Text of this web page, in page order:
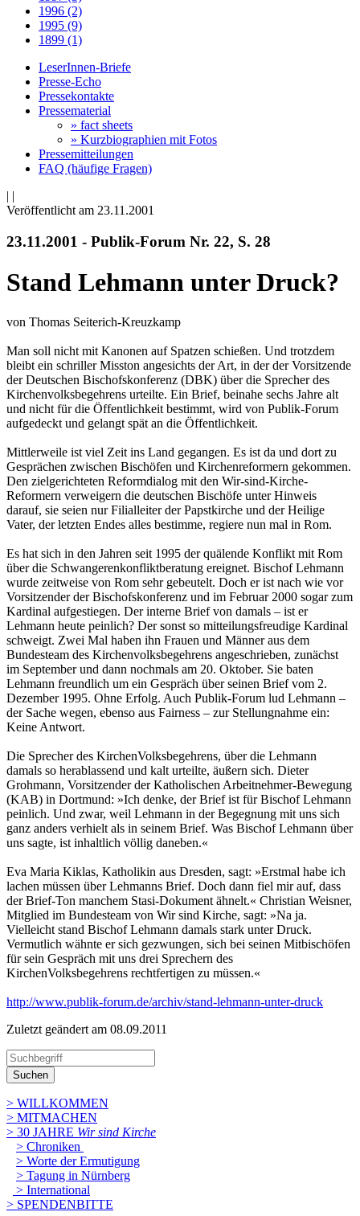
1996 (2)
1995 (9)
1899 (1)
LeserInnen-Briefe
Presse-Echo
Pressekontakte
Pressematerial
» fact sheets
» Kurzbiographien mit Fotos
Pressemitteilungen
FAQ (häufige Fragen)
| |
Veröffentlicht am 23­.11.2001
23.11.2001 - Publik-Forum Nr. 22, S. 28
Stand Lehmann unter Druck?
von Thomas Seiterich-Kreuzkamp
Man soll nicht mit Kanonen auf Spatzen schießen. Und trotzdem
bleibt ein schriller Misston angesichts der Art, in der der Vorsitzende
der Deutschen Bischofskonferenz (DBK) über die Sprecher des
Kirchenvolksbegehrens urteilte. Ein Brief, beinahe sechs Jahre alt
und nicht für die Öffentlichkeit bestimmt, wird von Publik-Forum
aufgedeckt und gelangt spät an die Öffentlichkeit.
Mittlerweile ist viel Zeit ins Land gegangen. Es ist da und dort zu
Gesprächen zwischen Bischöfen und Kirchenreformern gekommen.
Den zielgerichteten Reformdialog mit den Wir-sind-Kirche-
Reformern verweigern die deutschen Bischöfe unter Hinweis
darauf, sie seien nur Filialleiter der Papstkirche und der Heilige
Vater, der letzten Endes alles bestimme, regiere nun mal in Rom.
Es hat sich in den Jahren seit 1995 der quälende Konflikt mit Rom
über die Schwangerenkonfliktberatung ereignet. Bischof Lehmann
wurde zeitweise von Rom sehr gebeutelt. Doch er ist nach wie vor
Vorsitzender der Bischofskonferenz und im Februar 2000 sogar zum
Kardinal aufgestiegen. Der interne Brief von damals – ist er
Lehmann heute peinlich? Der sonst so mitteilungsfreudige Kardinal
schweigt. Zwei Mal haben ihn Frauen und Männer aus dem
Bundesteam des Kirchenvolksbegehrens angeschrieben, zunächst
im September und dann nochmals am 20. Oktober. Sie baten
Lehmann freundlich um ein Gespräch über seinen Brief vom 2.
Dezember 1995. Ohne Erfolg. Auch Publik-Forum lud Lehmann –
der Sache wegen, ebenso aus Fairness – zur Stellungnahme ein:
Keine Antwort.
Die Sprecher des KirchenVolksbegehrens, über die Lehmann
damals so herablassend und kalt urteilte, äußern sich. Dieter
Grohmann, Vorsitzender der Katholischen Arbeitnehmer-Bewegung
(KAB) in Dortmund: »Ich denke, der Brief ist für Bischof Lehmann
peinlich. Und zwar, weil Lehmann in der Begegnung mit uns sich
ganz anders verhielt als in seinem Brief. Was Bischof Lehmann über
uns sagte, ist inhaltlich völlig daneben.«
Eva Maria Kiklas, Katholikin aus Dresden, sagt: »Erstmal habe ich
lachen müssen über Lehmanns Brief. Doch dann fiel mir auf, dass
der Brief-Ton manchem Stasi-Dokument ähnelt.« Christian Weisner,
Mitglied im Bundesteam von Wir sind Kirche, sagt: »Na ja.
Vielleicht stand Bischof Lehmann damals stark unter Druck.
Vermutlich wähnte er sich gezwungen, sich bei seinen Mitbischöfen
für sein Gespräch mit uns drei Sprechern des
KirchenVolksbegehrens rechtfertigen zu müssen.«
http://www.publik-forum.de/archiv/stand-lehmann-unter-druck
Zuletzt geändert am 08­.09.2011
Suchen
> WILLKOMMEN
> MITMACHEN
> 30 JAHRE Wir sind Kirche
> Chroniken
> Worte der Ermutigung
> Tagung in Nürnberg
> International
> SPENDENBITTE